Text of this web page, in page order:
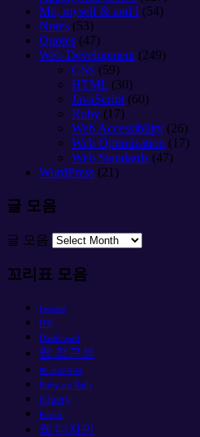
Me, myself & and I (54)
Notes (53)
Quotes (47)
Web Development (249)
CSS (59)
HTML (30)
JavaScript (60)
Ruby (17)
Web Accessibility (26)
Web Optimization (17)
Web Standards (47)
WordPress (21)
글 모음
글 모음
꼬리표 모음
Leopard
IE8
Dashboard
웹 접근성
웹 브라우저
Ruby on Rails
jQuery
Firefox
웹 디자인